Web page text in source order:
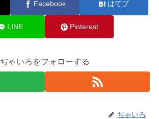
Facebook はてブ
LINE Pinterest
ぢゃいろをフォローする
ぢゃいろ